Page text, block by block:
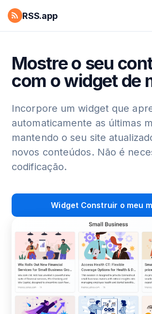
RSS.app
Mostre o seu
com o widget de
Incorpore um widget que
automaticamente as últimas
mantendo o seu site
novos conteúdos. Não é
codificação.
Widget Construir o meu